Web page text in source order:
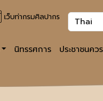
เว็บท่ากรมศิลปากร
นิทรรศการ ประชาชนคว